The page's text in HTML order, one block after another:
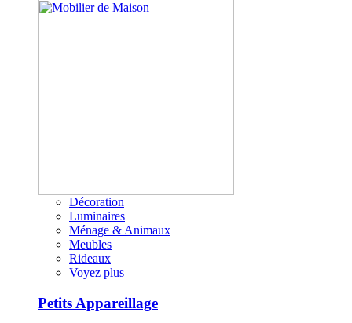
Décoration
Luminaires
Ménage & Animaux
Meubles
Rideaux
Voyez plus
Petits Appareillage